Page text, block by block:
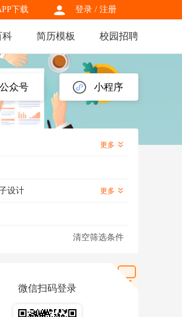
登录 / 注册
下载
APP下载
科 简历模板 校园招聘
公众号 小程序
更多
设计
更多
清空筛选条件
微信扫码登录